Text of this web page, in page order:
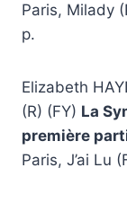
Paris, Milady
p.
Elizabeth
(R) (FY) La
première
Paris, J’ai Lu